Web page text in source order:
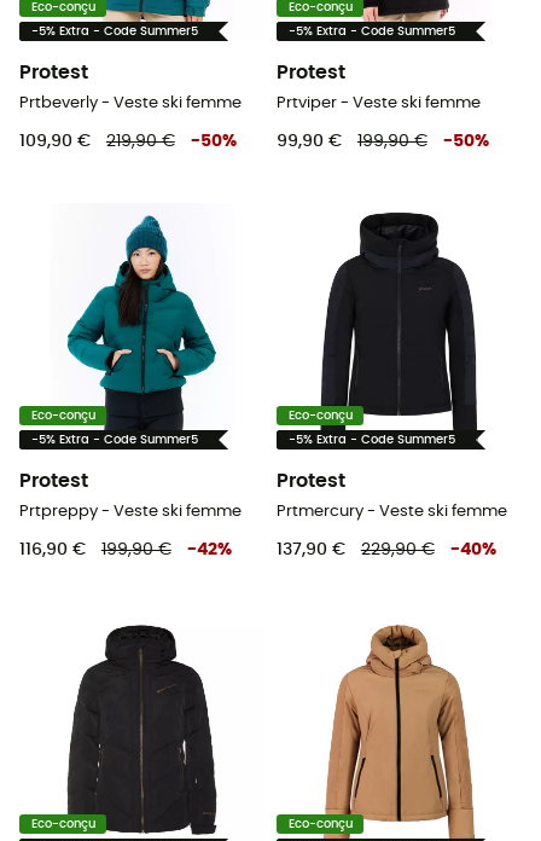
Eco-conçu
-5% Extra - Code Summer5
Protest
Prtbeverly - Veste ski femme
109,90 € 219,90 € -50%
Eco-conçu
-5% Extra - Code Summer5
Protest
Prtviper - Veste ski femme
99,90 € 199,90 € -50%
Eco-conçu
-5% Extra - Code Summer5
Protest
Prtpreppy - Veste ski femme
116,90 € 199,90 € -42%
Eco-conçu
-5% Extra - Code Summer5
Protest
Prtmercury - Veste ski femme
137,90 € 229,90 € -40%
Eco-conçu Eco-conçu